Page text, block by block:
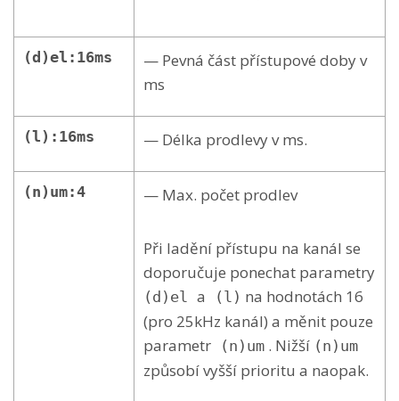
(d)el:16ms
— Pevná část přístupové doby v
ms
(l):16ms — Délka prodlevy v ms.
(n)um:4 — Max. počet prodlev
Při ladění přístupu na kanál se
doporučuje ponechat parametry
(d)el a (l) na hodnotách 16
(pro 25kHz kanál) a měnit pouze
parametr (n)um . Nižší (n)um
způsobí vyšší prioritu a naopak.